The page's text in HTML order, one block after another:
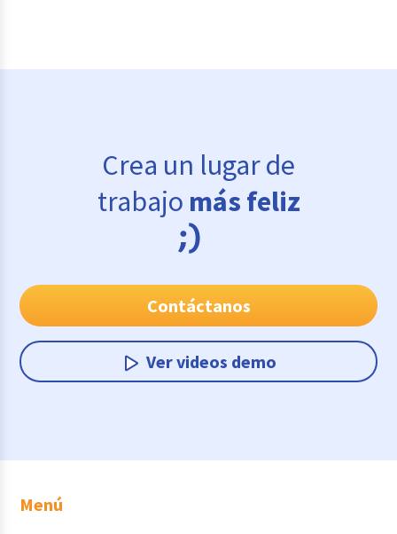
Crea un lugar de
trabajo más feliz
Contáctanos
Ver videos demo
Menú